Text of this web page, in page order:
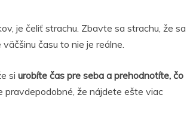
je čeliť strachu. Zbavte sa strachu, že sa
času to nie je reálne.
si urobíte čas pre seba a prehodnotíte, čo
pravdepodobné, že nájdete ešte viac